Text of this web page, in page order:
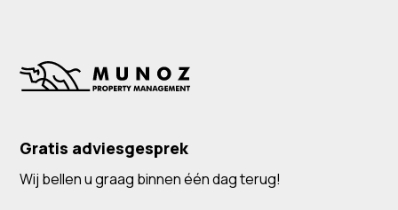
Gratis adviesgesprek
Wij bellen u graag binnen één dag terug!